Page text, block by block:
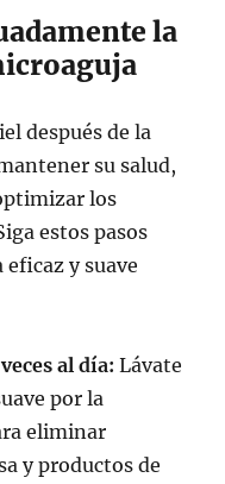
la
después de la
su salud,
los
estos pasos
y suave
al día: Lávate
por la
eliminar
y productos de